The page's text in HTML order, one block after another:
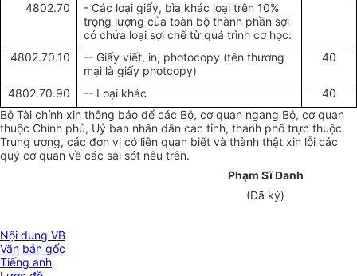
4802.70
- Các loại giấy, bìa khác loại trên 10%
trọng lượng của toàn bộ thành phần sợi
có chứa loại sợi chế từ quá trình cơ học:
4802.70.10
-- Giấy viết, in, photocopy (tên thương
mại là giấy photcopy)
40
4802.70.90 -- Loại khác
40
Bộ Tài chính xin thông báo để các Bộ, cơ quan ngang Bộ, cơ quan
thuộc Chính phủ, Uỷ ban nhân dân các tỉnh, thành phố trực thuộc
Trung ương, các đơn vị có liên quan biết và thành thật xin lỗi các
quý cơ quan về các sai sót nêu trên.
Phạm Sĩ Danh
(Đã ký)
Nội dung VB
Văn bản gốc
Tiếng anh